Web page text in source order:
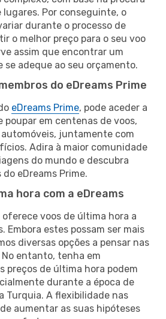
lugares. Por conseguinte, o
durante o processo de
o melhor preço para o seu voo
assim que encontrar um
se adeque ao seu orçamento.
do eDreams Prime
eDreams Prime, pode aceder a
em centenas de voos,
juntamente com
Adira à maior comunidade
do mundo e descubra
eDreams Prime.
hora com a eDreams
voos de última hora a
Embora estes possam ser mais
diversas opções a pensar nas
entanto, tenha em
preços de última hora podem
durante a época de
Turquia. A flexibilidade nas
aumentar as suas hipóteses